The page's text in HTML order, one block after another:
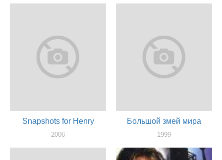
Snapshots for Henry
2006
Большой змей мира
1999